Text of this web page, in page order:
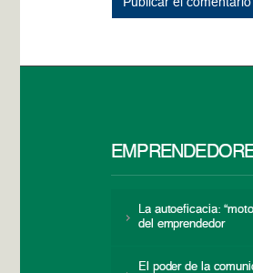
La autoeficacia:
del emprendedor
El poder de la